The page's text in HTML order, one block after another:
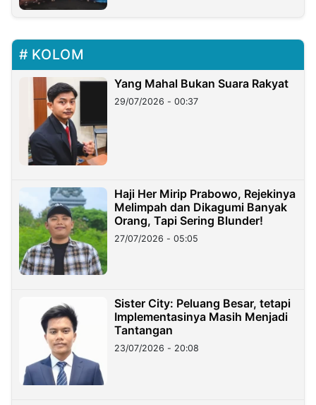
KOLOM
Yang Mahal Bukan Suara Rakyat
29/07/2026 - 00:37
Haji Her Mirip Prabowo, Rejekinya
Melimpah dan Dikagumi Banyak
Orang, Tapi Sering Blunder!
27/07/2026 - 05:05
Sister City: Peluang Besar, tetapi
Implementasinya Masih Menjadi
Tantangan
23/07/2026 - 20:08